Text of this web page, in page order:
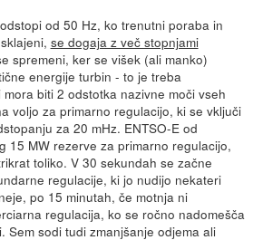
od 50 Hz, ko trenutni poraba in
se dogaja z več stopnjami
spremeni, ker se višek (ali manko)
energije turbin - to je treba
biti 2 odstotka nazivne moči vseh
voljo za primarno regulacijo, ki se vključi
za 20 mHz. ENTSO-E od
15 MW rezerve za primarno regulacijo,
toliko. V 30 sekundah se začne
regulacije, ki jo nudijo nekateri
po 15 minutah, če motnja ni
regulacija, ko se ročno nadomešča
Sem sodi tudi zmanjšanje odjema ali